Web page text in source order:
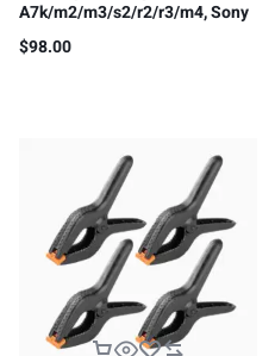
A7k/m2/m3/s2/r2/r3/m4, Sony
FX30/FX3
$98.00